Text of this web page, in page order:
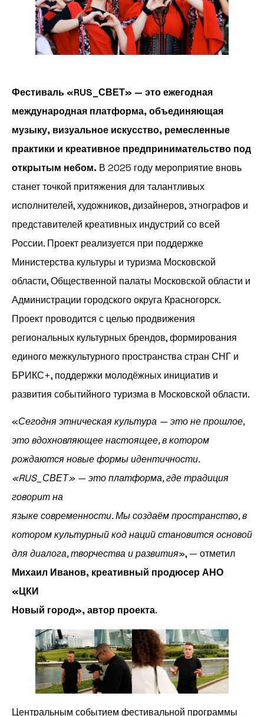
Фестиваль «RUS_СВЕТ» — это ежегодная
международная платформа, объединяющая
музыку, визуальное искусство, ремесленные
практики и креативное предпринимательство под
открытым небом. В 2025 году мероприятие вновь
станет точкой притяжения для талантливых
исполнителей, художников, дизайнеров, этнографов и
представителей креативных индустрий со всей
России. Проект реализуется при поддержке
Министерства культуры и туризма Московской
области, Общественной палаты Московской области и
Администрации городского округа Красногорск.
Проект проводится с целью продвижения
региональных культурных брендов, формирования
единого межкультурного пространства стран СНГ и
БРИКС+, поддержки молодёжных инициатив и
развития событийного туризма в Московской области.
«Сегодня этническая культура — это не прошлое,
это вдохновляющее настоящее, в котором
рождаются новые формы идентичности.
«RUS_СВЕТ» — это платформа, где традиция
говорит на
языке современности. Мы создаём пространство, в
котором культурный код наций становится основой
для диалога, творчества и развития», — отметил
Михаил Иванов, креативный продюсер АНО
«ЦКИ
Новый город», автор проекта.
Центральным событием фестивальной программы